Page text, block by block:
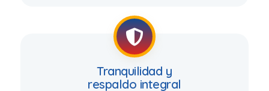
Tranquilidad y
respaldo integral